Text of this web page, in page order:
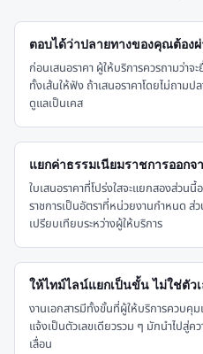
ตอบได้ว่าปลายทางของคุณต้อง
ก่อนเสนอราคา ผู้ให้บริการควรถามว่า
ทั้งเส้นให้ฟัง ถ้าเสนอราคาโดยไม่ถามป
ดูแลเป็นเคส
แยกค่าธรรมเนียมราชการออกจ
ใบเสนอราคาที่โปร่งใสจะแยกสองส่วน
ราชการเป็นอัตราที่หน่วยงานกำหนด
เปรียบเทียบระหว่างผู้ให้บริการ
ให้ไทม์ไลน์แยกเป็นขั้น ไม่ใช่ตัว
งานเอกสารมีทั้งขั้นที่ผู้ให้บริการควบคุ
แจ้งเป็นตัวเลขเดียวรวม ๆ มักนำไปสู่
เลื่อน